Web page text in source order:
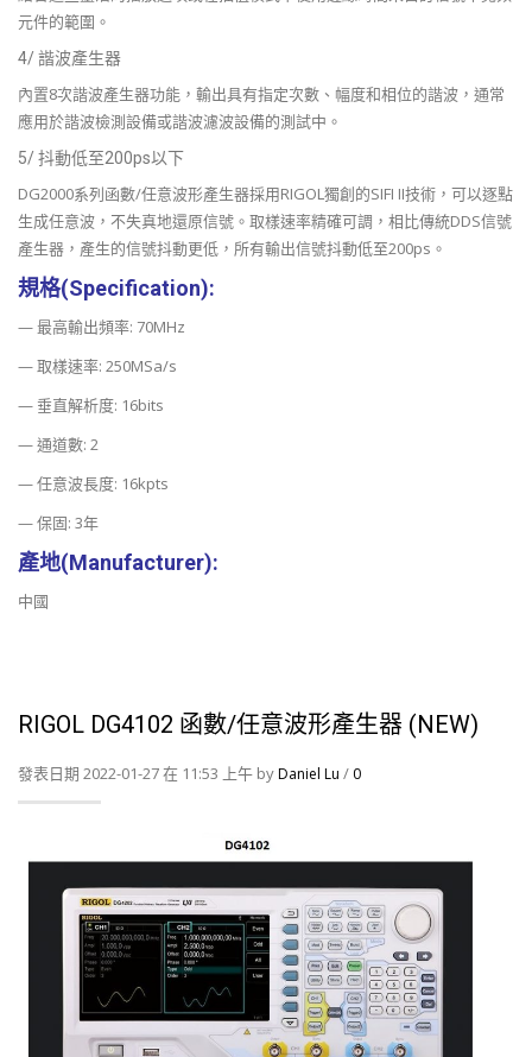
元件的範圍。
4/ 諧波產生器
內置8次諧波產生器功能，輸出具有指定次數、幅度和相位的諧波，通常
應用於諧波檢測設備或諧波濾波設備的測試中。
5/ 抖動低至200ps以下
DG2000系列函數/任意波形產生器採用RIGOL獨創的SIFI II技術，可以逐點
生成任意波，不失真地還原信號。取樣速率精確可調，相比傳統DDS信號
產生器，產生的信號抖動更低，所有輸出信號抖動低至200ps。
規格(Specification):
— 最高輸出頻率: 70MHz
— 取樣速率: 250MSa/s
— 垂直解析度: 16bits
— 通道數: 2
— 任意波長度: 16kpts
— 保固: 3年
產地(Manufacturer):
中國
RIGOL DG4102 函數/任意波形產生器 (NEW)
發表日期 2022-01-27 在 11:53 上午 byDaniel Lu / 0